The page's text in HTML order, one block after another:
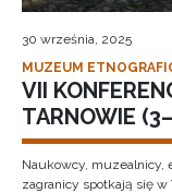
30 września, 2025
MUZEUM
VII
TARNOWIE
Naukowcy, muzealnicy,
zagranicy spotkają się